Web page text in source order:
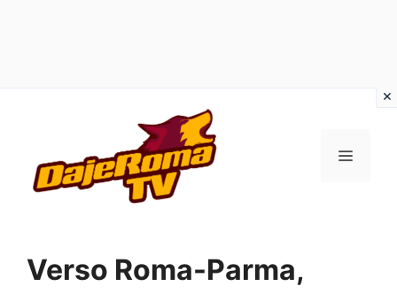
contenuto
MENU
Verso Roma-Parma,